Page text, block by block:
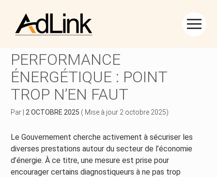
Aller
au
Créer et reprendre une activité
Développer votre entreprise
Construire votre patrimoine
Piloter votre gestion
Gérer vos ressources humaines
Dématérialiser vos documents
PERFORMANCE
ÉNERGÉTIQUE : POINT
TROP N’EN FAUT
Par 2 OCTOBRE 2025 ( Mise à jour 2 octobre 2025)
Le Gouvernement cherche activement à sécuriser les
diverses prestations autour du secteur de l’économie
d’énergie. À ce titre, une mesure est prise pour
encourager certains diagnostiqueurs à ne pas trop